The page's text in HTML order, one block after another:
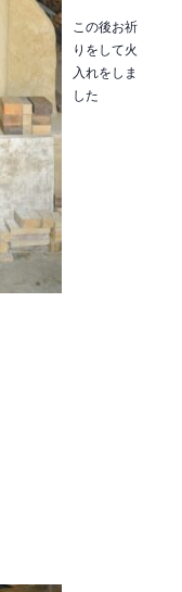
この後お祈
りをして火
入れをしま
した